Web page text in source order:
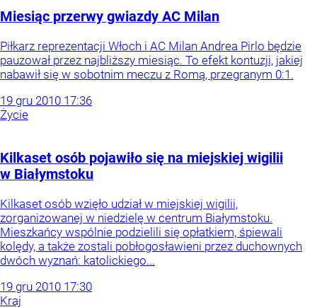
Miesiąc przerwy gwiazdy AC Milan
Piłkarz reprezentacji Włoch i AC Milan Andrea Pirlo będzie
pauzował przez najbliższy miesiąc. To efekt kontuzji, jakiej
nabawił się w sobotnim meczu z Romą, przegranym 0:1.
19 gru 2010 17:36
Życie
Kilkaset osób pojawiło się na miejskiej wigilii
w Białymstoku
Kilkaset osób wzięło udział w miejskiej wigilii,
zorganizowanej w niedzielę w centrum Białymstoku.
Mieszkańcy wspólnie podzielili się opłatkiem, śpiewali
kolędy, a także zostali pobłogosławieni przez duchownych
dwóch wyznań: katolickiego...
19 gru 2010 17:30
Kraj